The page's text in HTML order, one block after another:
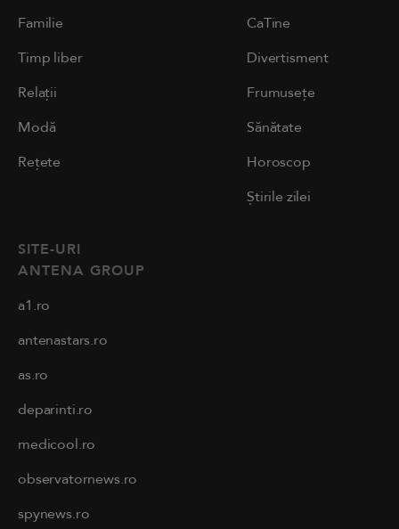
Familie
Timp liber
Relații
Modă
Rețete
CaTine
Divertisment
Frumusețe
Sănătate
Horoscop
Știrile zilei
SITE-URI
ANTENA GROUP
a1.ro
antenastars.ro
as.ro
deparinti.ro
medicool.ro
observatornews.ro
spynews.ro